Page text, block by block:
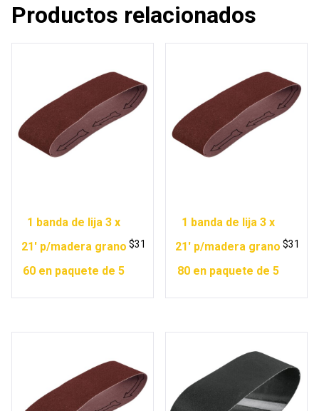
Productos relacionados
1 banda de lija 3 x
21′ p/madera grano
60 en paquete de 5
$31
1 banda de lija 3 x
21′ p/madera grano
80 en paquete de 5
$31